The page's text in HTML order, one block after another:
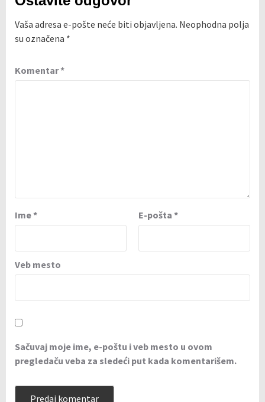
Vaša adresa e-pošte neće biti objavljena. Neophodna polja
su označena *
Komentar*
Ime* E-pošta *
Veb mesto
Sačuvaj moje ime, e-poštu i veb mesto u ovom
pregledaču veba za sledeći put kada komentarišem.